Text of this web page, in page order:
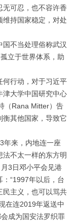
可忍，也不容许香
持国家稳定，对处
不当处理俗称武汉
立于世界体系，助
何行动，对于习近平
津大学中国研究中心
（Rana Mitter）告
其他国家，导致它
年来，内地连一座
不太一样的东方明
3日邓小平会见港
“1997年以后，台
民主义，也可以骂共
在连2019年返送中
成为国安法罗织罪